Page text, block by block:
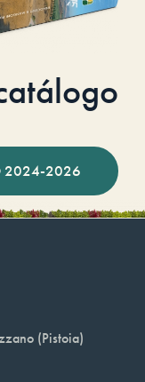
2024-2026
(Pistoia)